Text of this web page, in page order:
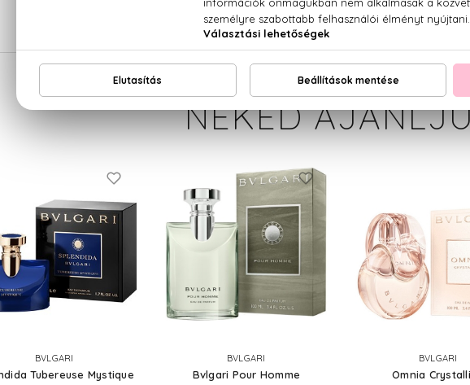
NEKED
BVLGARI
Tubereuse Mystique
BVLGARI
Bvlgari Pour Homme
BVLGARI
Omnia